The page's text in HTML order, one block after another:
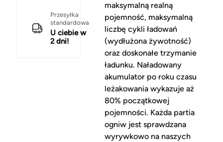
Przesyłka
standardowa
U ciebie w
2 dni!
maksymalną realną
pojemność, maksymalną
liczbę cykli ładowań
(wydłużona żywotność)
oraz doskonałe trzymanie
ładunku. Naładowany
akumulator po roku czasu
leżakowania wykazuje aż
80% początkowej
pojemności. Każda partia
ogniw jest sprawdzana
wyrywkowo na naszych